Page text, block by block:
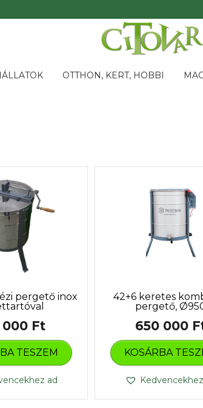
OTTHON, KERT, HOBBI
pergető inox
000 Ft
TESZEM
ad
42+6 keretes
pergető,
650 000
KOSÁRBA